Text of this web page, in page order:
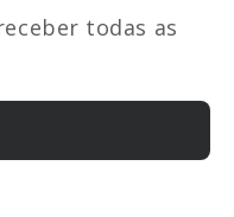
todas as